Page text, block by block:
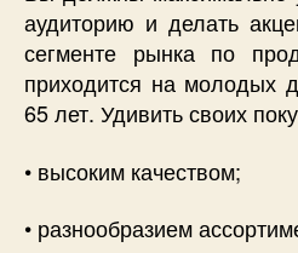
аудиторию и делать
сегменте рынка по
приходится на молодых
65 лет. Удивить своих
• высоким качеством;
• разнообразием